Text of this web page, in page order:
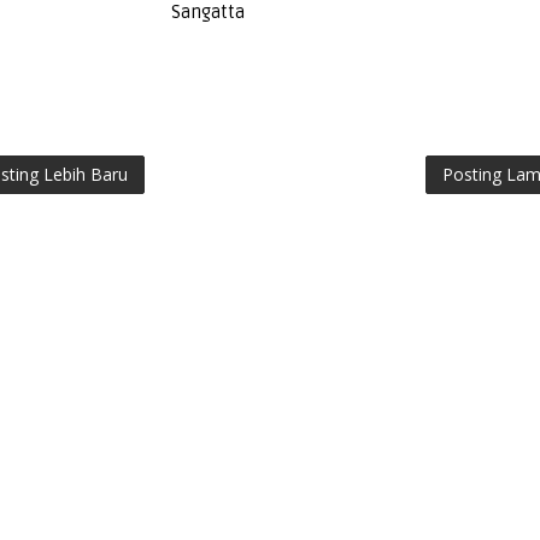
Sangatta
Lebih Baru Posting